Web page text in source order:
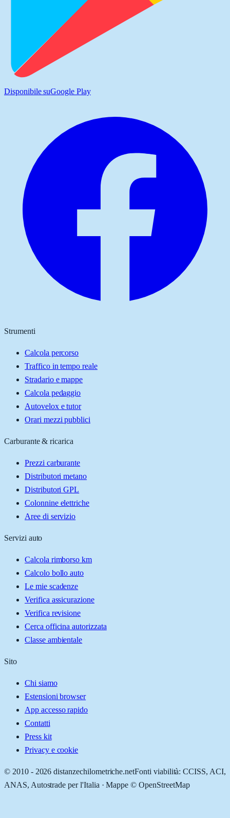
Disponibile suGoogle Play
Strumenti
Calcola percorso
Traffico in tempo reale
Stradario e mappe
Calcola pedaggio
Autovelox e tutor
Orari mezzi pubblici
Carburante & ricarica
Prezzi carburante
Distributori metano
Distributori GPL
Colonnine elettriche
Aree di servizio
Servizi auto
Calcola rimborso km
Calcolo bollo auto
Le mie scadenze
Verifica assicurazione
Verifica revisione
Cerca officina autorizzata
Classe ambientale
Sito
Chi siamo
Estensioni browser
App accesso rapido
Contatti
Press kit
Privacy e cookie
© 2010 - 2026 distanzechilometriche.netFonti viabilità: CCISS, ACI,
ANAS, Autostrade per l'Italia · Mappe © OpenStreetMap